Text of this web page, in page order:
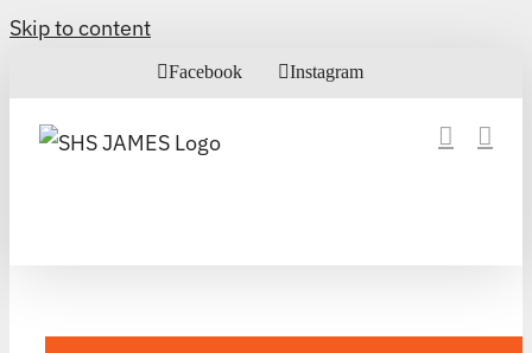
Skip to content
Facebook Instagram